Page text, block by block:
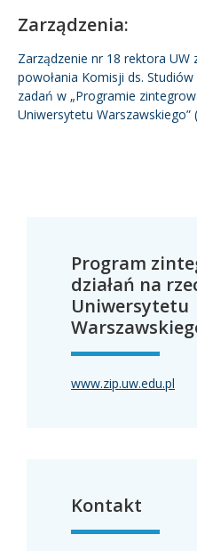
Zarządzenia:
Zarządzenie nr 18 rektora UW
powołania Komisji ds.
zadań w „Programie
Uniwersytetu Warszawskiego”
Program
działań na
Uniwersytetu
www.zip.uw.edu.pl
Kontakt